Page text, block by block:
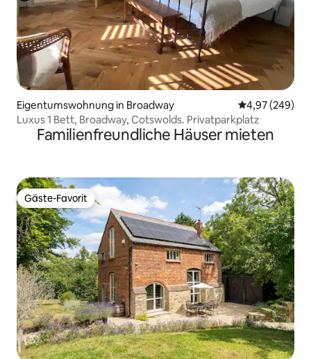
Eigentumswohnung in Broadway
4,97 (249)
Luxus 1 Bett, Broadway, Cotswolds. Privatparkplatz
Familienfreundliche Häuser mieten
Gäste-Favorit
Gäste-Favorit